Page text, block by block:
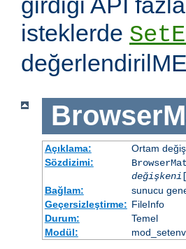
isteklerde
Açıklama:
Ortam
Sözdizimi:
değişkeni
Bağlam:
sunucu
Geçersizleştirme: FileInfo
Durum:
Temel
Modül: